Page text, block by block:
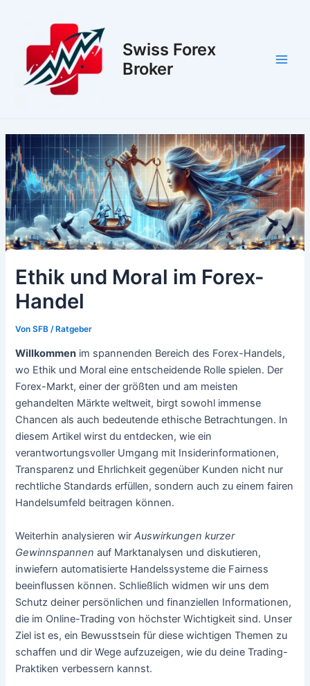
Swiss Forex
Broker
Ethik und Moral im Forex-
Handel
VonSFB/Ratgeber
Willkommen im spannenden Bereich des Forex-Handels,
wo Ethik und Moral eine entscheidende Rolle spielen. Der
Forex-Markt, einer der größten und am meisten
gehandelten Märkte weltweit, birgt sowohl immense
Chancen als auch bedeutende ethische Betrachtungen. In
diesem Artikel wirst du entdecken, wie ein
verantwortungsvoller Umgang mit Insiderinformationen,
Transparenz und Ehrlichkeit gegenüber Kunden nicht nur
rechtliche Standards erfüllen, sondern auch zu einem fairen
Handelsumfeld beitragen können.
Weiterhin analysieren wirAuswirkungen kurzer
Gewinnspannen auf Marktanalysen und diskutieren,
inwiefern automatisierte Handelssysteme die Fairness
beeinflussen können. Schließlich widmen wir uns dem
Schutz deiner persönlichen und finanziellen Informationen,
die im Online-Trading von höchster Wichtigkeit sind. Unser
Ziel ist es, ein Bewusstsein für diese wichtigen Themen zu
schaffen und dir Wege aufzuzeigen, wie du deine Trading-
Praktiken verbessern kannst.